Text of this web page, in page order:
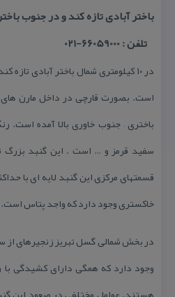
باختر آبادی تازه كند و در جنوب
تلفن : 66059000-021
در ۱۰ كیلومتری شمال باختر آبادی
است. بصورت قارچی در داخل مارن های
باختری – جنوب خاوری بالا آمده است.
سفید قرمز و … است . این گنبد بزرگ
خاكستری وجود دارد كه واجد پتاس است.
در بخش شمالی گسل تبریز زنجیرهای از
وجود دارد كه همگی دارای كشیدگی